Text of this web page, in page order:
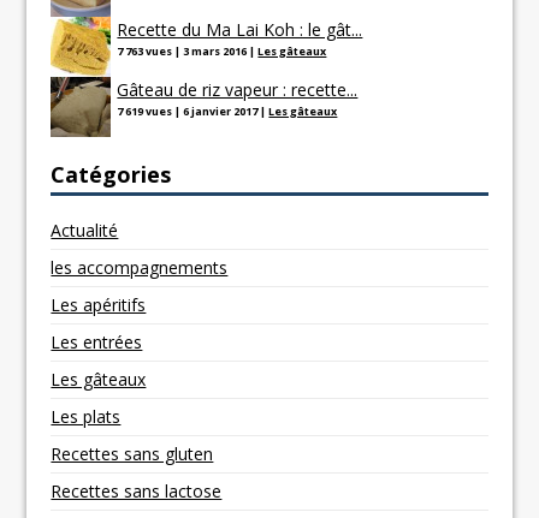
Recette du Ma Lai Koh : le gât...
7 763 vues |3 mars 2016 |Les gâteaux
Gâteau de riz vapeur : recette...
7 619 vues |6 janvier 2017|Les gâteaux
Catégories
Actualité
les accompagnements
Les apéritifs
Les entrées
Les gâteaux
Les plats
Recettes sans gluten
Recettes sans lactose